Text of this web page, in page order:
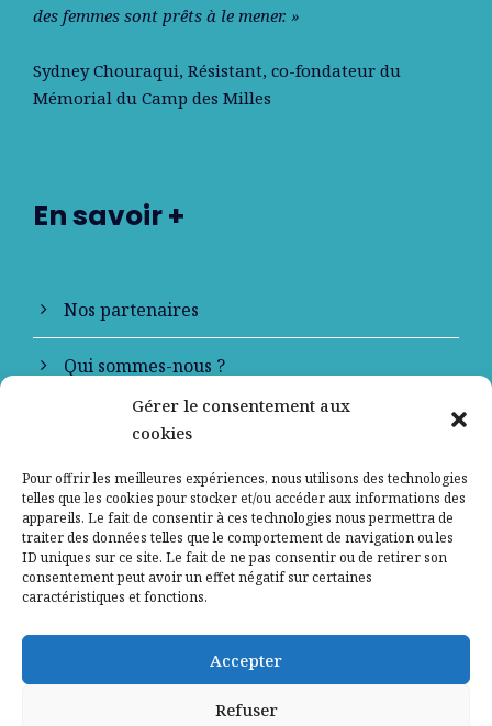
Gérer le consentement aux
cookies
Pour offrir les meilleures expériences, nous utilisons des technologies
telles que les cookies pour stocker et/ou accéder aux informations des
appareils. Le fait de consentir à ces technologies nous permettra de
traiter des données telles que le comportement de navigation ou les
ID uniques sur ce site. Le fait de ne pas consentir ou de retirer son
consentement peut avoir un effet négatif sur certaines
caractéristiques et fonctions.
Accepter
Refuser
des femmes sont prêts à le mener. »
Sydney Chouraqui, Résistant, co-fondateur du
Mémorial du Camp des Milles
En savoir +
Nos partenaires
Qui sommes-nous ?
Contactez-nous
Mentions légales
Politique de confidentialité